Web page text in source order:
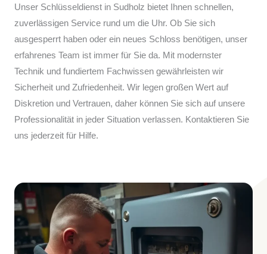
Unser Schlüsseldienst in Sudholz bietet Ihnen schnellen,
zuverlässigen Service rund um die Uhr. Ob Sie sich
ausgesperrt haben oder ein neues Schloss benötigen, unser
erfahrenes Team ist immer für Sie da. Mit modernster
Technik und fundiertem Fachwissen gewährleisten wir
Sicherheit und Zufriedenheit. Wir legen großen Wert auf
Diskretion und Vertrauen, daher können Sie sich auf unsere
Professionalität in jeder Situation verlassen. Kontaktieren Sie
uns jederzeit für Hilfe.